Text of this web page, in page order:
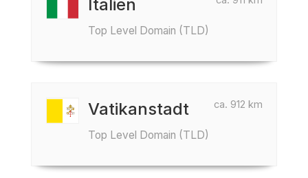
Italien
Top Level Domain (TLD)
ca. 912 km
Vatikanstadt
Top Level Domain (TLD)